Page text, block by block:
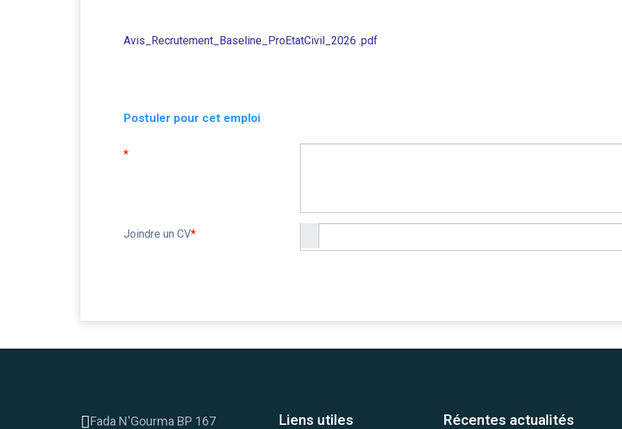
Avis_Recrutement_Baseline_ProEtatCivil_2026 .pdf
Postuler pour cet emploi
*
Joindre un CV*
Fada N'Gourma BP 167
Liens utiles Récentes actualités